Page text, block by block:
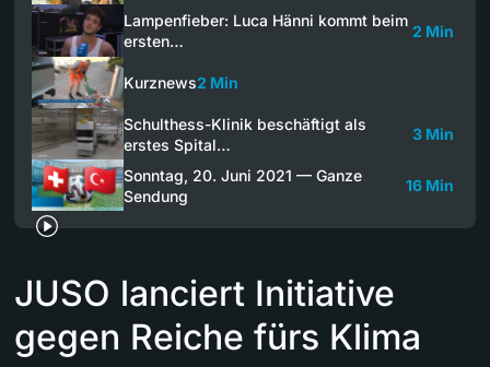
Lampenfieber: Luca Hänni kommt beim
ersten…
2 Min
Kurznews2 Min
Schulthess-Klinik beschäftigt als
erstes Spital…
3 Min
Sonntag, 20. Juni 2021 — Ganze
Sendung
16 Min
JUSO lanciert Initiative
gegen Reiche fürs Klima